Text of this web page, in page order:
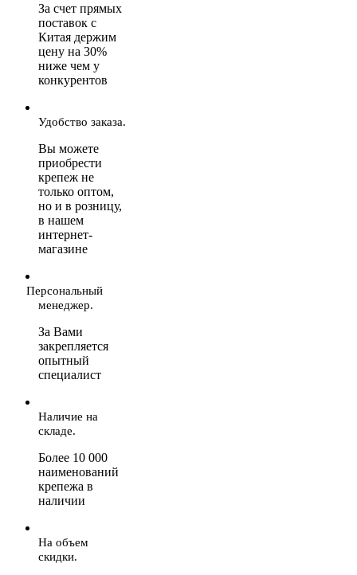
За счет прямых
поставок с
Китая держим
цену на 30%
ниже чем у
конкурентов
Удобство заказа.
Вы можете
приобрести
крепеж не
только оптом,
но и в розницу,
в нашем
интернет-
магазине
Персональный
менеджер.
За Вами
закрепляется
опытный
специалист
Наличие на
складе.
Более 10 000
наименований
крепежа в
наличии
На объем
скидки.